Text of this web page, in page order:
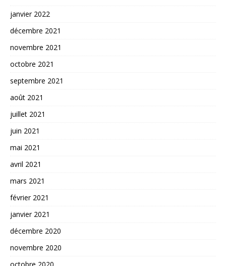
janvier 2022
décembre 2021
novembre 2021
octobre 2021
septembre 2021
août 2021
juillet 2021
juin 2021
mai 2021
avril 2021
mars 2021
février 2021
janvier 2021
décembre 2020
novembre 2020
octobre 2020